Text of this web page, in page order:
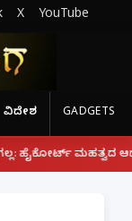
X YouTube
ವಿದೇಶ GADGETS
ಆದೇಶ |